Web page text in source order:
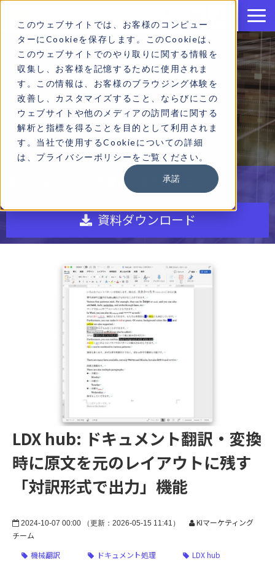
このウェブサイトでは、お客様のコンピュー
ターにCookieを保存します。このCookieは、
このウェブサイトでのやり取りに関する情報を
収集し、お客様を記憶するために使用されま
す。この情報は、お客様のブラウジング体験を
改善し、カスタマイズすること、ならびにこの
ウェブサイトや他のメディアの訪問者に関する
解析と指標を得ることを目的として利用されま
す。当社で使用するCookieについての詳細
は、プライバシーポリシーをご覧ください。
承諾
ブログ
各ソリューションの詳しい資料はこちら
資料ダウンロード
LDX hub: ドキュメント翻訳・変換
時に原文を元のレイアウトに残す
「対訳形式で出力」機能
2024-10-07 00:00 （更新：2026-05-15 11:41）
KIマーケティング
チーム
機械翻訳
ドキュメント処理 LDX hub